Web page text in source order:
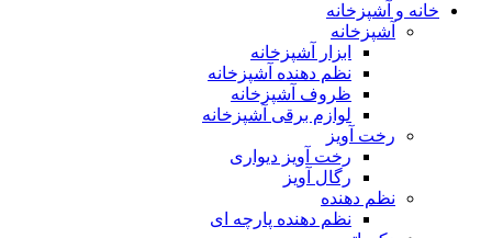
خانه و آشپزخانه
آشپزخانه
ابزار آشپزخانه
نظم دهنده آشپزخانه
ظروف آشپزخانه
لوازم برقی آشپزخانه
رخت آویز
رخت آویز دیواری
رگال آویز
نظم دهنده
نظم دهنده پارچه ای